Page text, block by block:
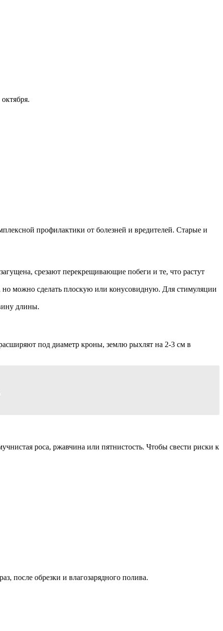
профилактики от болезней и вредителей. Старые и
срезают перекрещивающие побеги и те, что растут
можно сделать плоскую или конусовидную. Для стимуляции
длины.
под диаметр кроны, землю рыхлят на 2-3 см в
роса, ржавчина или пятнистость. Чтобы свести риски к
после обрезки и влагозарядного полива.